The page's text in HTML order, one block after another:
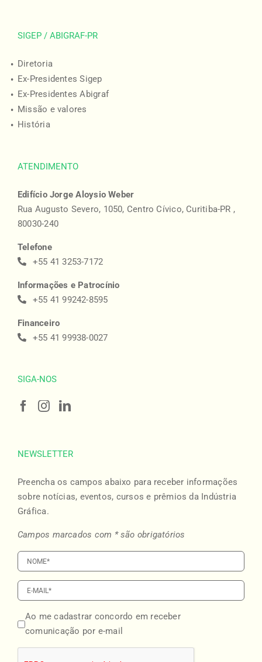
SIGEP / ABIGRAF-PR
Diretoria
Ex-Presidentes Sigep
Ex-Presidentes Abigraf
Missão e valores
História
ATENDIMENTO
Edifício Jorge Aloysio Weber
Rua Augusto Severo, 1050, Centro Cívico, Curitiba-PR ,
80030-240
Telefone
+55 41 3253-7172
Informações e Patrocínio
+55 41 99242-8595
Financeiro
+55 41 99938-0027
SIGA-NOS
NEWSLETTER
Preencha os campos abaixo para receber informações
sobre notícias, eventos, cursos e prêmios da Indústria
Gráfica.
Campos marcados com * são obrigatórios
Ao me cadastrar concordo em receber
comunicação por e-mail